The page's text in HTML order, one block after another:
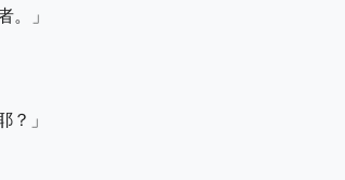
。」
？」